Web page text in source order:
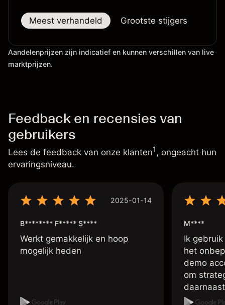
Meest verhandeld Grootste stijgers
Aandelenprijzen zijn indicatief en kunnen verschillen van live
marktprijzen.
Feedback en recensies van
gebruikers
Lees de feedback van onze klanten1, ongeacht hun
ervaringsniveau.
2025-01-14
B******** F***** S****
Werkt gemakkelijk en hoop
mogelijk heden
M****
Ik
het
demo
om
account